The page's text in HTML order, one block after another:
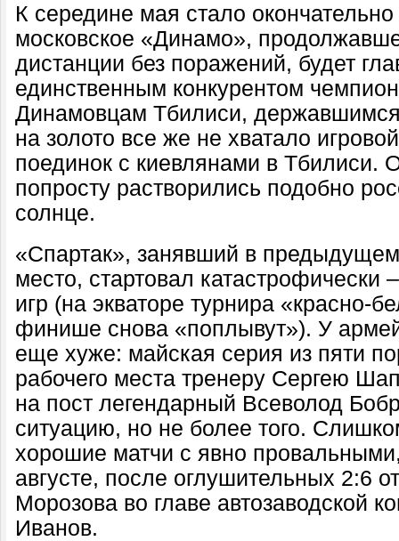
К середине мая стало
московское «Динамо»,
дистанции без поражений, будет
единственным конкурентом
Динамовцам Тбилиси, державшимся
на золото все же не хватало
поединок с киевлянами в Тбилиси.
попросту растворились подобно
солнце.
«Спартак», занявший в
место, стартовал катастрофически
игр (на экваторе турнира «красно-
финише снова «поплывут»). У
еще хуже: майская серия из пяти
рабочего места тренеру Сергею
на пост легендарный Всеволод
ситуацию, но не более того.
хорошие матчи с явно
августе, после оглушительных 2:6
Морозова во главе автозаводской
Иванов.